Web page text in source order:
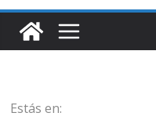
Estás en: